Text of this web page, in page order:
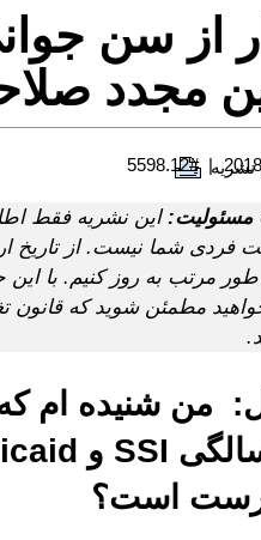
از سن
مجدد
#5598.12
این نشریه فقط
فردی شما نیست. از
طور مرتب به روز کنیم. با
من شنیده ام
درست است؟